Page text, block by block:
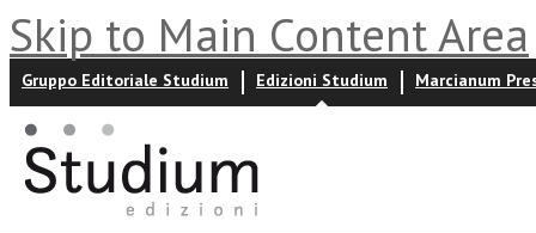
Skip to Main Content Area
Gruppo Editoriale Studium Edizioni Studium Marcianum